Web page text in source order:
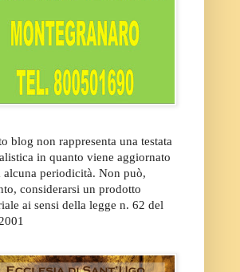
blog non rappresenta una testata
in quanto viene aggiornato
alcuna periodicità. Non può,
considerarsi un prodotto
ai sensi della legge n. 62 del